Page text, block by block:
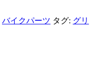
バイクパーツ タグ: グリ